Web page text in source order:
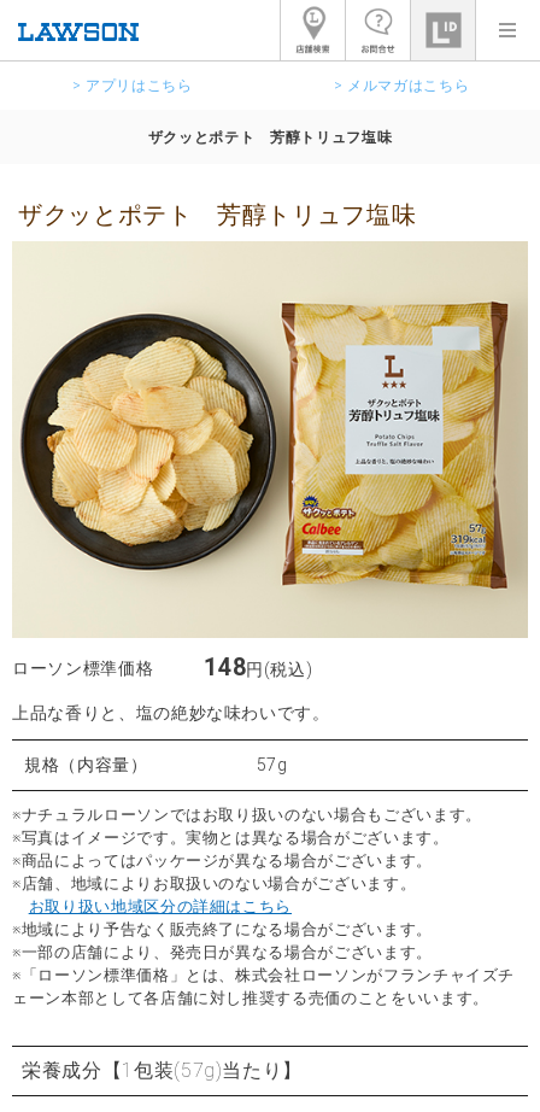
> アプリはこちら > メルマガはこちら
ザクッとポテト 芳醇トリュフ塩味
ザクッとポテト 芳醇トリュフ塩味
ローソン標準価格 148円(税込)
上品な香りと、塩の絶妙な味わいです。
規格（内容量） 57g
※ナチュラルローソンではお取り扱いのない場合もございます。
※写真はイメージです。実物とは異なる場合がございます。
※商品によってはパッケージが異なる場合がございます。
※店舗、地域によりお取扱いのない場合がございます。
お取り扱い地域区分の詳細はこちら
※地域により予告なく販売終了になる場合がございます。
※一部の店舗により、発売日が異なる場合がございます。
※「ローソン標準価格」とは、株式会社ローソンがフランチャイズチ
ェーン本部として各店舗に対し推奨する売価のことをいいます。
栄養成分 【1包装(57g)当たり】